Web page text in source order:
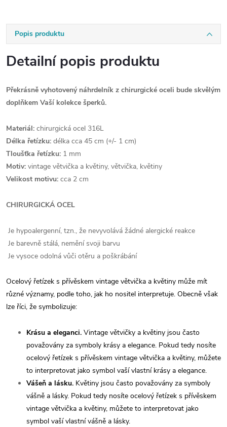
Popis produktu
Detailní popis produktu
Překrásně vyhotovený náhrdelník z chirurgické oceli bude skvělým
doplňkem Vaší kolekce šperků.
Materiál: chirurgická ocel 316L
Délka řetízku: délka cca 45 cm (+/- 1 cm)
Tloušťka řetízku: 1 mm
Motiv: vintage větvička a květiny, větvička, květiny
Velikost motivu: cca 2 cm
CHIRURGICKÁ OCEL
Je hypoalergenní, tzn., že nevyvolává žádné alergické reakce
Je barevně stálá, nemění svoji barvu
Je vysoce odolná vůči otěru a poškrábání
Ocelový řetízek s přívěskem vintage větvička a květiny může mít
různé významy, podle toho, jak ho nositel interpretuje. Obecně však
lze říci, že symbolizuje:
Krásu a eleganci. Vintage větvičky a květiny jsou často
považovány za symboly krásy a elegance. Pokud tedy nosíte
ocelový řetízek s přívěskem vintage větvička a květiny, můžete
to interpretovat jako symbol vaší vlastní krásy a elegance.
Vášeň a lásku. Květiny jsou často považovány za symboly
vášně a lásky. Pokud tedy nosíte ocelový řetízek s přívěskem
vintage větvička a květiny, můžete to interpretovat jako
symbol vaší vlastní vášně a lásky.